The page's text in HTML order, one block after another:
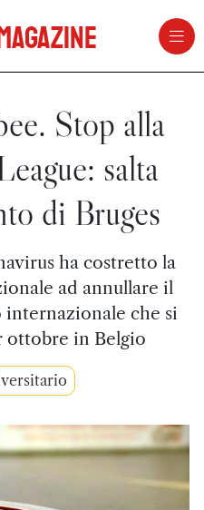
Stop alla
salta
di Bruges
ha costretto la
ad annullare il
che si
ottobre in Belgio